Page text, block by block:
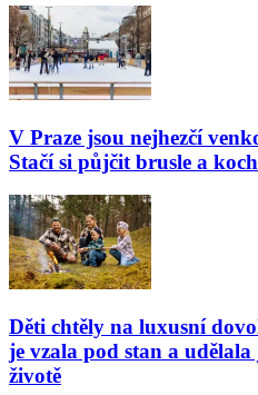
V Praze jsou nejhezčí
Stačí si půjčit brusle a
Děti chtěly na luxusní
je vzala pod stan a
životě